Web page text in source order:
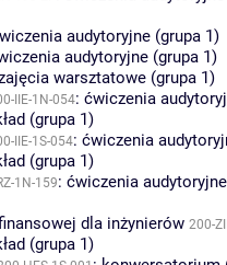
audytoryjne (grupa 1)
audytoryjne (grupa 1)
warsztatowe (grupa 1)
IIE-1N-054: ćwiczenia
(grupa 1)
IIE-1S-054: ćwiczenia
(grupa 1)
1N-159: ćwiczenia
dla inżynierów 200-
(grupa 1)